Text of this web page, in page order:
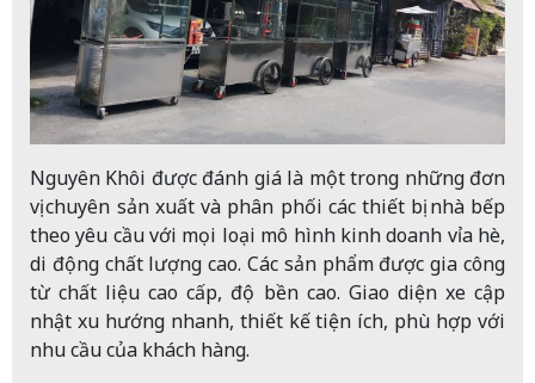
Nguyên Khôi được đánh giá là một trong những đơn
vị chuyên sản xuất và phân phối các thiết bị nhà bếp
theo yêu cầu với mọi loại mô hình kinh doanh vỉa hè,
di động chất lượng cao. Các sản phẩm được gia công
từ chất liệu cao cấp, độ bền cao. Giao diện xe cập
nhật xu hướng nhanh, thiết kế tiện ích, phù hợp với
nhu cầu của khách hàng.